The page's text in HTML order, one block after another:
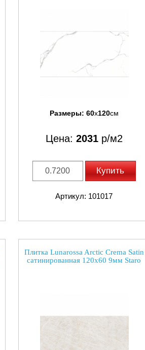
Размеры: 60x120см
Цена: 2031р/м2
Купить
Артикул: 101017
Плитка Lunarossa Arctic Crema Satin
сатинированная 120x60 9мм Staro